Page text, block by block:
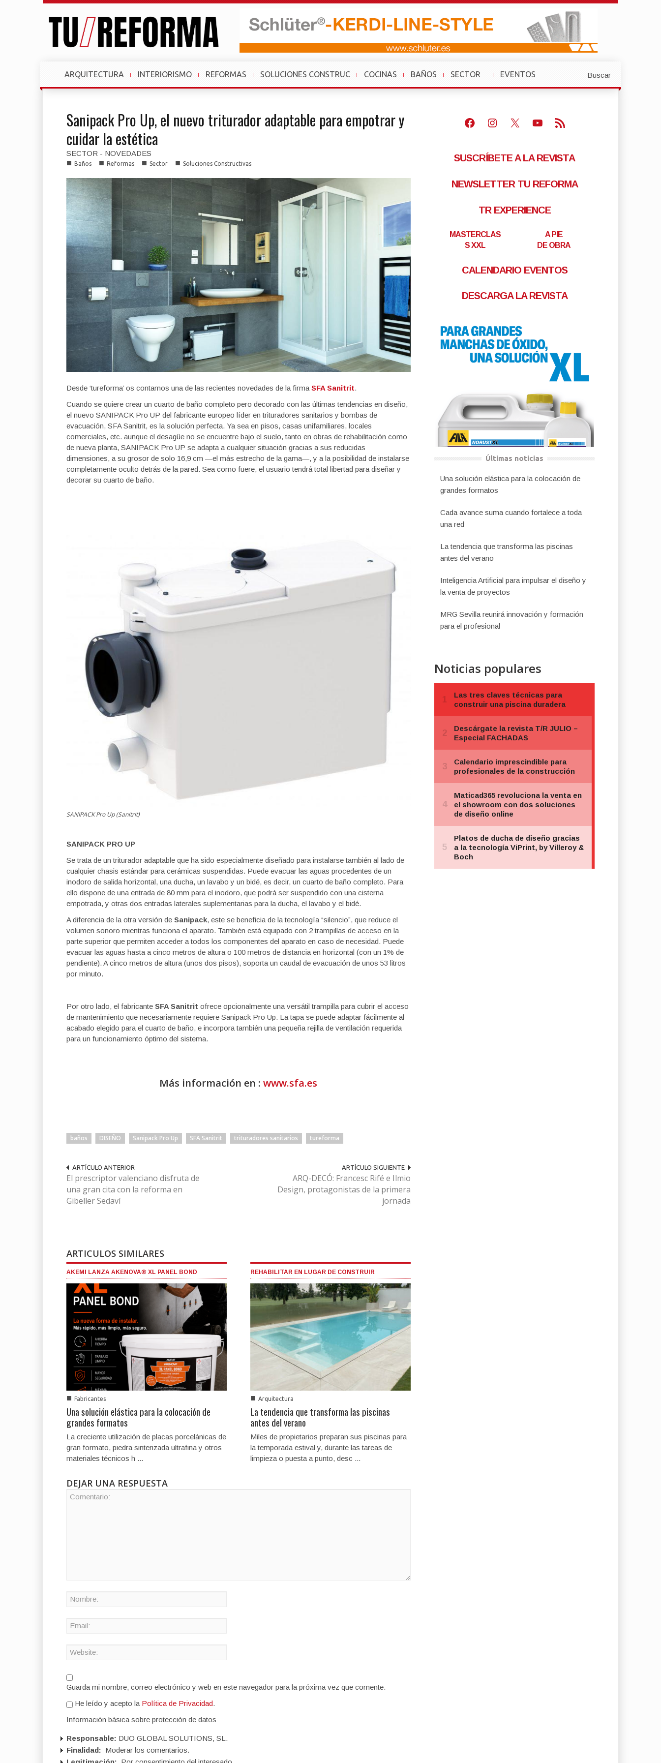
ARQUITECTURA INTERIORISMO REFORMAS SOLUCIONES CONSTRUC COCINAS BAÑOS
SECTOR
»
EVENTOS
»
Buscar
Sanipack Pro Up, el nuevo triturador adaptable para empotrar y
cuidar la estética
SECTOR - NOVEDADES
■ Baños ■ Reformas ■ Sector ■ Soluciones Constructivas
Desde ‘tureforma’ os contamos una de las recientes novedades de la firma SFA Sanitrit.
Cuando se quiere crear un cuarto de baño completo pero decorado con las últimas tendencias en diseño,
el nuevo SANIPACK Pro UP del fabricante europeo líder en trituradores sanitarios y bombas de
evacuación, SFA Sanitrit, es la solución perfecta. Ya sea en pisos, casas unifamiliares, locales
comerciales, etc. aunque el desagüe no se encuentre bajo el suelo, tanto en obras de rehabilitación como
de nueva planta, SANIPACK Pro UP se adapta a cualquier situación gracias a sus reducidas
dimensiones, a su grosor de solo 16,9 cm —el más estrecho de la gama—, y a la posibilidad de instalarse
completamente oculto detrás de la pared. Sea como fuere, el usuario tendrá total libertad para diseñar y
decorar su cuarto de baño.
SANIPACK Pro Up (Sanitrit)
SANIPACK PRO UP
Se trata de un triturador adaptable que ha sido especialmente diseñado para instalarse también al lado de
cualquier chasis estándar para cerámicas suspendidas. Puede evacuar las aguas procedentes de un
inodoro de salida horizontal, una ducha, un lavabo y un bidé, es decir, un cuarto de baño completo. Para
ello dispone de una entrada de 80 mm para el inodoro, que podrá ser suspendido con una cisterna
empotrada, y otras dos entradas laterales suplementarias para la ducha, el lavabo y el bidé.
A diferencia de la otra versión de Sanipack, este se beneficia de la tecnología “silencio”, que reduce el
volumen sonoro mientras funciona el aparato. También está equipado con 2 trampillas de acceso en la
parte superior que permiten acceder a todos los componentes del aparato en caso de necesidad. Puede
evacuar las aguas hasta a cinco metros de altura o 100 metros de distancia en horizontal (con un 1% de
pendiente). A cinco metros de altura (unos dos pisos), soporta un caudal de evacuación de unos 53 litros
por minuto.
Por otro lado, el fabricante SFA Sanitrit ofrece opcionalmente una versátil trampilla para cubrir el acceso
de mantenimiento que necesariamente requiere Sanipack Pro Up. La tapa se puede adaptar fácilmente al
acabado elegido para el cuarto de baño, e incorpora también una pequeña rejilla de ventilación requerida
para un funcionamiento óptimo del sistema.
Más información en :www.sfa.es
baños DISEÑO Sanipack Pro Up SFA Sanitrit trituradores sanitarios tureforma
ARTÍCULO ANTERIOR
El prescriptor valenciano disfruta de
una gran cita con la reforma en
Gibeller Sedaví
ARTÍCULO SIGUIENTE
ARQ-DECÓ: Francesc Rifé e Ilmio
Design, protagonistas de la primera
jornada
ARTICULOS SIMILARES
AKEMI LANZA AKENOVA® XL PANEL BOND
■ Fabricantes
Una solución elástica para la colocación de
grandes formatos
La creciente utilización de placas porcelánicas de
gran formato, piedra sinterizada ultrafina y otros
materiales técnicos h ...
REHABILITAR EN LUGAR DE CONSTRUIR
■ Arquitectura
La tendencia que transforma las piscinas
antes del verano
Miles de propietarios preparan sus piscinas para
la temporada estival y, durante las tareas de
limpieza o puesta a punto, desc ...
DEJAR UNA RESPUESTA
Guarda mi nombre, correo electrónico y web en este navegador para la próxima vez que comente.
He leído y acepto la Política de Privacidad.
Información básica sobre protección de datos
Responsable: DUO GLOBAL SOLUTIONS, SL.
Finalidad: Moderar los comentarios.
Facebook
Instagram
X Youtube
Feed RSS
SUSCRÍBETE A LA REVISTA
NEWSLETTER TU REFORMA
TR EXPERIENCE
MASTERCLAS
S XXL
A PIE
DE OBRA
CALENDARIO EVENTOS
DESCARGA LA REVISTA
Últimas noticias
Una solución elástica para la colocación de
grandes formatos
Cada avance suma cuando fortalece a toda
una red
La tendencia que transforma las piscinas
antes del verano
Inteligencia Artificial para impulsar el diseño y
la venta de proyectos
MRG Sevilla reunirá innovación y formación
para el profesional
Noticias populares